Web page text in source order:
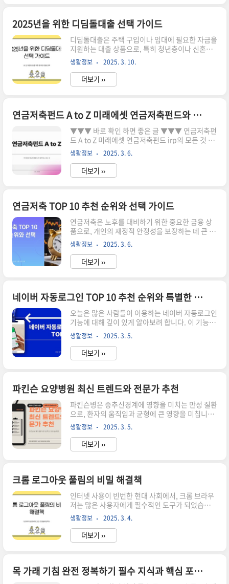
들에게 유용한 정보를 제공할 것입니다. ▼▼▼ 바
로 확인 하면 좋은 글 ▼▼▼ 신혼부부 디딤돌대출
후기 공유 바로가기최신 신혼부부 디딤돌대출 순위
공개 바로가기신혼부부 디딤돌대출 모든 것 혜택과
필수 지식 바로가기디딤돌대출의 기본 개념 디딤
돌대출은 주택 구매를 위한 정부 지원 대출 프로그
램입니다. ..
2025년을 위한 디딤돌대출 선택 가이드
디딤돌대출은 주택 구입이나 임대에 필요한 자금을
지원하는 대출 상품으로, 특히 청년층이나 신혼부
부에게 많은 관심을 받고 있습니다. 2025년에는 이
러한 대출 상품을 선택할 때 신중한 결정이 필요합
니다. 본 가이드는 디딤돌대출의 특징, 신청 방법,
유의사항 등을 상세하게 설명하여, 올바른 선택을
통카드 성공 전략 바로가기2025년을 위한 엑셀 이
익률 성공 비결 5가지 바로가기2025년을 위한 아
이폰 안전안내문자 진동 설정 가이드 바로가기디딤
돌대출의 특징 디딤돌대출은 주택 구입 자금의 일
부를 저리로 지원하는 상품입니다. 이 대출은 금융
위원회 및 주택도시보증공사의 지원을 받아 운영
됩..
생활정보 2025. 3. 10.
더보기 ››
연금저축펀드 A to Z 미래에셋 연금저축펀드와 함께하는 모든 것
▼▼▼ 바로 확인 하면 좋은 글 ▼▼▼ 연금저축펀
드 A to Z 미래에셋 연금저축펀드 irp의 모든 것 바
로가기2025년 최신 트렌드 연금저축펀드 ETF 시
작하는 방법 바로가기연금저축펀드 비교 분석 미래
에셋 vs 실제 사용 후기 바로가기연금저축펀드란
무엇인가? 연금저축펀드는 개인연금의 일종으로
해 절세 효과를 누릴 수 있는 장점이 있습니다. 일반
적으로 연금저축펀드는 55세가 되어야 수령할 수
있으며, 이로 인해 투자자들은 장기적인 안목으로
자금을 운용해야 합니다. 연금저축펀드는 다양한
자산에 투자할 수 있어, 투자자의 리스크 선호도에
맞춰 포트폴리오를 구성할 수 있습니다.연금저축
펀드는 주식,..
생활정보 2025. 3. 6.
더보기 ››
연금저축 TOP 10 추천 순위와 선택 가이드
연금저축은 노후를 대비하기 위한 중요한 금융 상
품으로, 개인의 재정적 안정성을 보장하는 데 큰 역
할을 합니다. 오늘은 연금저축의 TOP 10 추천 상
품과 선택 가이드를 제공하여 여러분의 재정 계획
에 도움이 되고자 합니다. 연금저축을 선택할 때 고
려해야 할 요소들과 함께 장단점을 상세히 살펴보
방법 바로가기연금저축 비교 분석 TOP 10 상품 추
천 및 순위 바로가기최신 연금저축 트렌드 소개 성
공을 위한 3가지 요령 바로가기연금저축의 중요
성 연금저축은 예측할 수 없는 미래에 대비하는
방법 중 하나로, 안정적인 노후 생활을 보장합니다.
특히, 세액 공제와 같은 혜택을 통해 세금을 절..
생활정보 2025. 3. 6.
더보기 ››
네이버 자동로그인 TOP 10 추천 순위와 특별한 혜택
오늘은 많은 사람들이 이용하는 네이버 자동로그인
기능에 대해 깊이 있게 알아보려 합니다. 이 기능은
사용자에게 매번 로그인 정보를 입력하는 번거로움
을 덜어주어 매우 유용합니다. 특히 여러 웹사이트
를 자주 방문하는 사용자에게는 필수적인 도구로
자리잡고 있습니다. 이번 글에서는 네이버 자동로
알아보겠습니다. ▼▼▼ 바로 확인 하면 좋은 글
▼▼▼ 네이버 관세계산기 추천 사용법 바로가기
네이버 관세계산기 비교 분석과 선택 가이드 바로
가기네이버 관세계산기 TOP 10 브랜드별 비교 선
택하는 방법 바로가기네이버 자동로그인의 장
점 네이버 자동로그인은 사용자에게 여러 가지 유
익을 제공합니다. ..
생활정보 2025. 3. 5.
더보기 ››
파킨슨 요양병원 최신 트렌드와 전문가 추천
파킨슨병은 중추신경계에 영향을 미치는 만성 질환
으로, 환자의 움직임과 균형에 큰 영향을 미칩니다.
이러한 이유로, 파킨슨 요양병원의 필요성이 더욱
커지고 있습니다. 최신 트렌드에 따라 많은 요양병
원이 환자의 삶의 질을 향상시키기 위한 다양한 프
로그램과 치료법을 도입하고 있습니다. 이번 포스
좋은 글 ▼▼▼ 파킨슨 요양병원 TOP 5 선정 및 비
교 분석 바로가기2025년을 위한 파킨슨 요양원 선
택 가이드 바로가기최신 치료법과 프로그램 최근
파킨슨 요양병원에서는 물리치료, 작업치료, 언어
치료 등 다양한 치료법을 통합하여 제공하고 있습
니다. 이러한 치료법들은 환자들이 일상생활에 적
응하고, ..
생활정보 2025. 3. 5.
더보기 ››
크롬 로그아웃 풀림의 비밀 해결책
인터넷 사용이 빈번한 현대 사회에서, 크롬 브라우
저는 많은 사용자에게 필수적인 도구가 되었습니
다. 그러나 때때로 사용자가 로그인한 계정에서 로
그아웃이 풀리는 경험을 하기도 합니다. 이러한 문
제는 여러 가지 원인으로 발생할 수 있으며, 해결 방
법도 다양합니다. 이 글에서는 크롬 로그아웃 풀림
이버 자동로그인 풀림 해결 방법 바로가기크롬 로
그아웃 풀림의 원인 크롬 브라우저에서 로그아웃
생활정보 2025. 3. 4.
더보기 ››
목 가래 기침 완전 정복하기 필수 지식과 핵심 포인트